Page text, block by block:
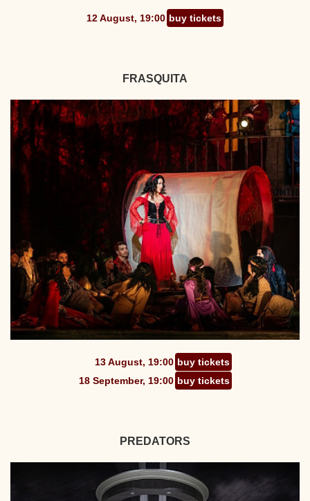
12 August, 19:00 buy tickets
FRASQUITA
13 August, 19:00 buy tickets
18 September, 19:00 buy tickets
PREDATORS